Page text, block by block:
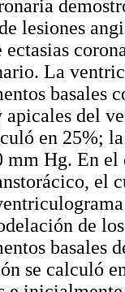
lesiones
La
basales
apicales del
en 25%;
mm Hg. En
el
de
basales
se calculó